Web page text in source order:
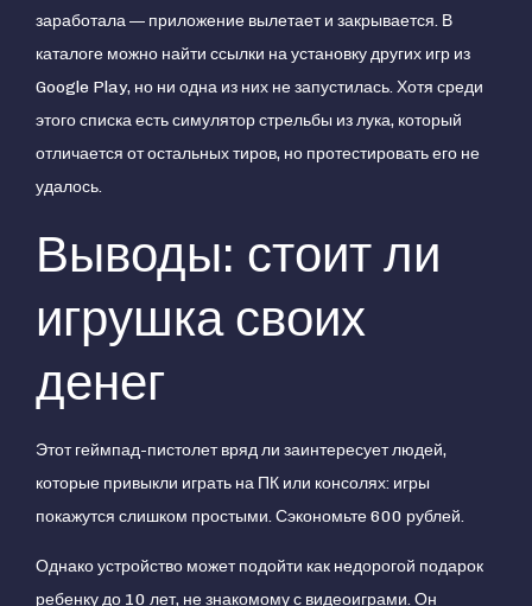
заработала — приложение вылетает и закрывается. В
каталоге можно найти ссылки на установку других игр из
Google Play, но ни одна из них не запустилась. Хотя среди
этого списка есть симулятор стрельбы из лука, который
отличается от остальных тиров, но протестировать его не
удалось.
Выводы: стоит ли
игрушка своих
денег
Этот геймпад-пистолет вряд ли заинтересует людей,
которые привыкли играть на ПК или консолях: игры
покажутся слишком простыми. Сэкономьте 600 рублей.
Однако устройство может подойти как недорогой подарок
ребенку до 10 лет, не знакомому с видеоиграми. Он